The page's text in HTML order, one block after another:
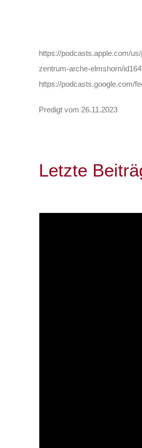
https://podcasts.apple.com/
zentrum-arche-elmshorn/
https://podcasts.google.com/
Predigt vom 26.11.2023
Letzte